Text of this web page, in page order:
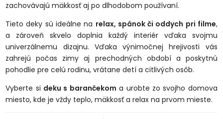
zachovávajú mäkkosť aj po dlhodobom používaní.
Tieto deky sú ideálne na relax, spánok či oddych pri filme,
a zároveň skvelo doplnia každý interiér vďaka svojmu
univerzálnemu dizajnu. Vďaka výnimočnej hrejivosti vás
zahrejú počas zimy aj prechodných období a poskytnú
pohodlie pre celú rodinu, vrátane detí a citlivých osôb.
Vyberte si deku s barančekom a urobte zo svojho domova
miesto, kde je vždy teplo, mäkkosť a relax na prvom mieste.